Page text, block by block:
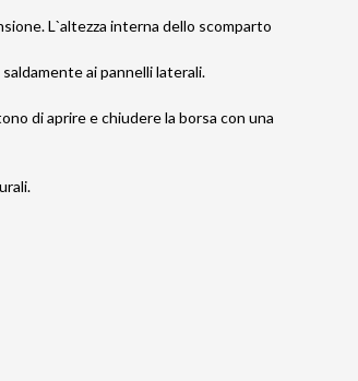
L`altezza interna dello scomparto
ai pannelli laterali.
di aprire e chiudere la borsa con una